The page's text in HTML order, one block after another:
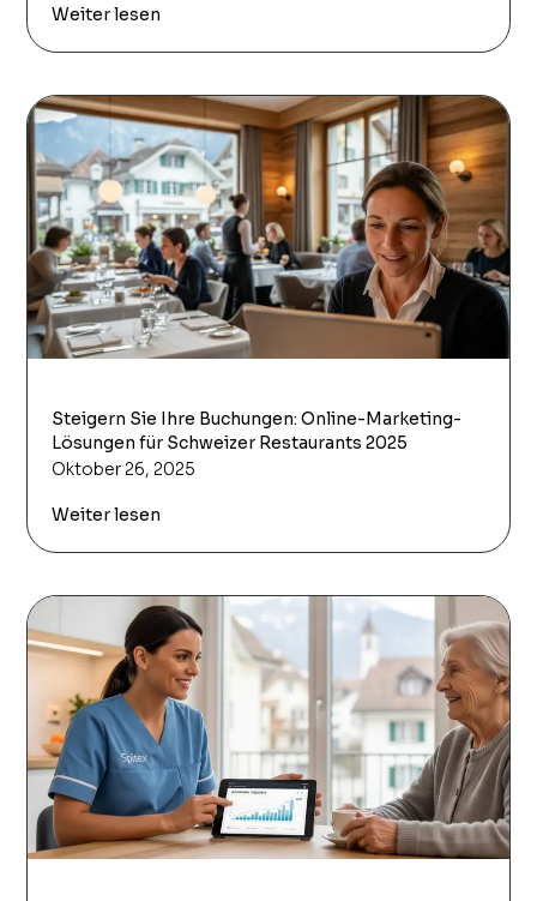
Weiter lesen
Steigern Sie Ihre Buchungen: Online-Marketing-
Lösungen für Schweizer Restaurants 2025
Oktober 26, 2025
Weiter lesen